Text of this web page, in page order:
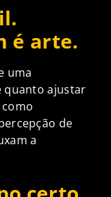
é arte.
uma
quanto ajustar
de
a